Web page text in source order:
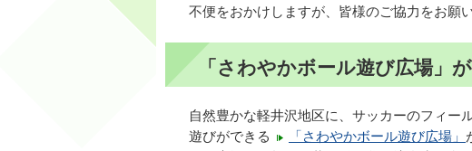
不便をおかけしますが、皆様のご協力をお願い
「さわやかボール遊び広場」
自然豊かな軽井沢地区に、サッカーのフィー
遊びができる
「さわやかボール遊び広場」